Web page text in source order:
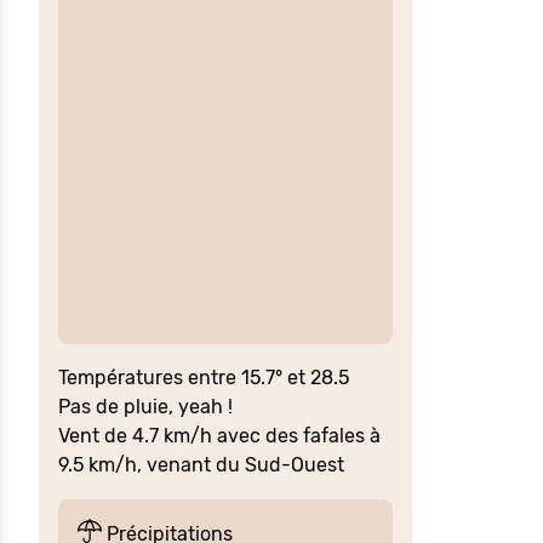
Températures entre 15.7° et 28.5
Pas de pluie, yeah !
Vent de 4.7 km/h avec des fafales à
9.5 km/h, venant du Sud-Ouest
Précipitations